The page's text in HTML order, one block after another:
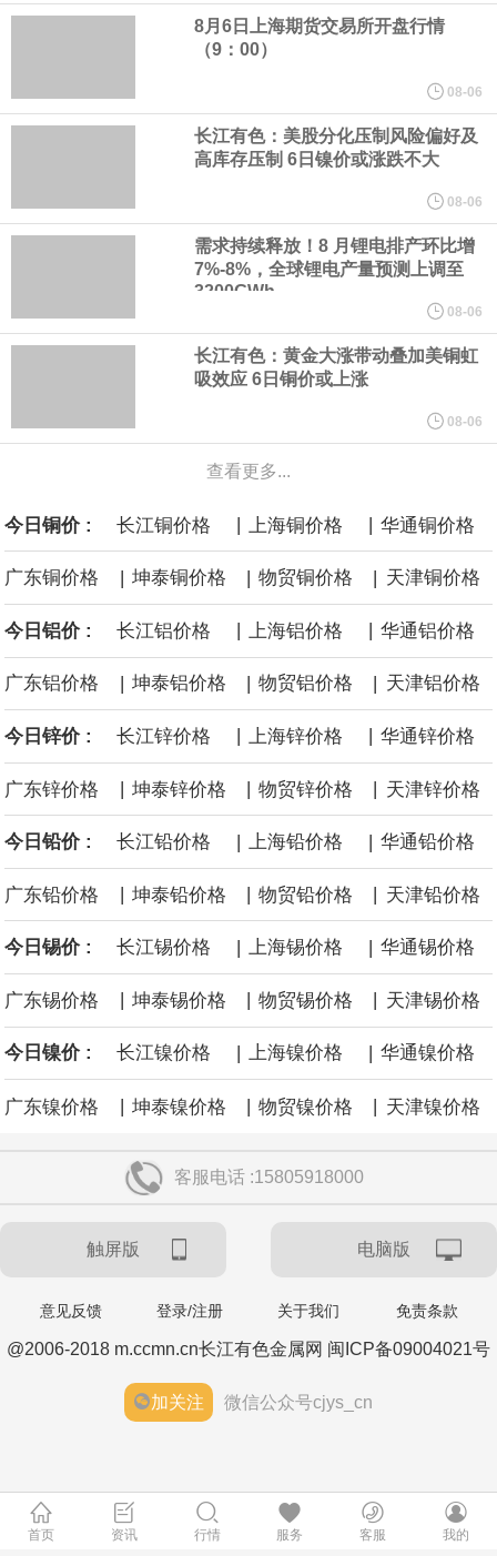
山东黄金公告称，截至 2026 年 7 月 31 日，公司注册股本总额为
46.10 亿元，较上月无变动。其中，H 股法定/注册股本为 9.95 亿
元，已发行股份总数为 995,486,178 股；A股法定/注册股本为
36.14 亿元，已发行股份总数为 3,614,443,347 股，本月均无增
减。H 股已符合适用的公众持股量要求。
8月5日，华为WATCH GT 7系列正式发布，搭载高硅叠片异形电
池，配备64GB内存，首发室内滑雪、腕上转弯检测、G-Force滑雪
数据等功能，并支持AI运动解读，售价1588元起。
英国7月服务业PMI终值 52.1，预期51.8，前值51.8。
福田汽车公告，2026年7月汽车产品产量47934辆，去年同期40313
辆；销量51784辆，去年同期45974辆。其中，新能源汽车产量
7.22%；累计销量41.22万辆，去年同期37.34万辆，累计同比增
10.38%。发动机产品（含福康）本月销量29304台，去年同期
19422台；本年累计销量18.71万台，去年同期15.33万台，累计同
比增22.08%。
8月6日上海期货交易所开盘行情
（9：00）
08-06
长江有色：美股分化压制风险偏好及
高库存压制 6日镍价或涨跌不大
08-06
需求持续释放！8 月锂电排产环比增
7%-8%，全球锂电产量预测上调至
3200GWh
08-06
长江有色：黄金大涨带动叠加美铜虹
吸效应 6日铜价或上涨
08-06
查看更多...
今日铜价 : 长江铜价格 | 上海铜价格 | 华通铜价格
广东铜价格 | 坤泰铜价格 | 物贸铜价格 | 天津铜价格
今日铝价 : 长江铝价格 上海铝价格 华通铝价格
广东铝价格 | 坤泰铝价格 | 物贸铝价格 | 天津铝价格
今日锌价 : 长江锌价格 上海锌价格 华通锌价格
广东锌价格 | 坤泰锌价格 | 物贸锌价格 | 天津锌价格
今日铅价 : 长江铅价格 | 上海铅价格 | 华通铅价格
广东铅价格 坤泰铅价格 物贸铅价格 天津铅价格
今日锡价 : 长江锡价格 | 上海锡价格 | 华通锡价格
广东锡价格 坤泰锡价格 物贸锡价格 天津锡价格
今日镍价 : 长江镍价格 | 上海镍价格 | 华通镍价格
广东镍价格 | 坤泰镍价格 | 物贸镍价格 | 天津镍价格
客服电话 :15805918000
触屏版 电脑版
意见反馈 登录/注册 关于我们 免责条款
@2006-2018 m.ccmn.cn长江有色金属网 闽ICP备09004021号
加关注 微信公众号cjys_cn
首页 资讯 行情 服务 客服 我的